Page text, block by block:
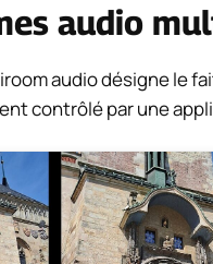
audio
audio désigne le
contrôlé par une